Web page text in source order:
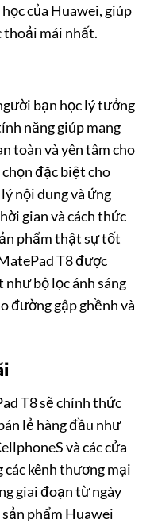
của Huawei, giúp
thoải mái nhất.
bạn học lý tưởng
năng giúp mang
toàn và yên tâm cho
đặc biệt cho
nội dung và ứng
gian và cách thức
phẩm thật sự tốt
T8 được
bộ lọc ánh sáng
đường gập ghềnh và
T8 sẽ chính thức
lẻ hàng đầu như
và các cửa
kênh thương mại
giai đoạn từ ngày
phẩm Huawei